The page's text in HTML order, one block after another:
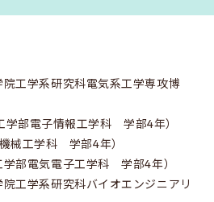
トでの提出が必要な書類（入試
工学系研究科電気系工学専攻博
部電子情報工学科 学部4年）
械工学科 学部4年）
部電気電子工学科 学部4年）
工学系研究科バイオエンジニアリ